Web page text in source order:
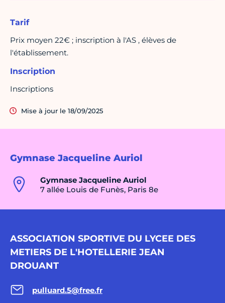
Gymnase Jacqueline Auriol
Gymnase Jacqueline Auriol
7 allée Louis de Funès, Paris 8e
ASSOCIATION SPORTIVE DU LYCEE DES
METIERS DE L'HOTELLERIE JEAN
DROUANT
pulluard.5@free.fr
Tarif
Prix moyen 22€ ; inscription à l'AS , élèves de
l'établissement.
Inscription
Inscriptions
Mise à jour le 18/09/2025